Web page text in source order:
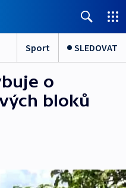
Sport SLEDOVAT
o
bloků